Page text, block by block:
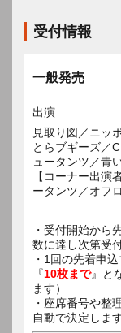
受付情報
一般発売
出演
見取り図／ニッ
とらブギーズ／
ュータンツ／青
【コーナー出演
ータンツ／オフ
・受付開始から
数に達し次第受
・1回の先着申
『10枚まで』と
ます）
・座席番号や整
自動で決定します